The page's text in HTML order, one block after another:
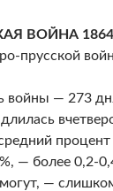
ВОЙНА
прусской
войны — 273
— более 0,2-
могут, —